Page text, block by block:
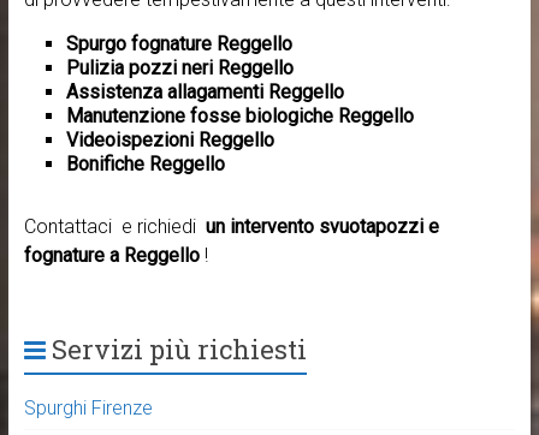
Spurgo fognature Reggello
Pulizia pozzi neri Reggello
Assistenza allagamenti Reggello
Manutenzione fosse biologiche Reggello
Videoispezioni Reggello
Bonifiche Reggello
Contattaci e richiedi un intervento svuotapozzi e
fognature a Reggello !
Servizi più richiesti
Spurghi Firenze